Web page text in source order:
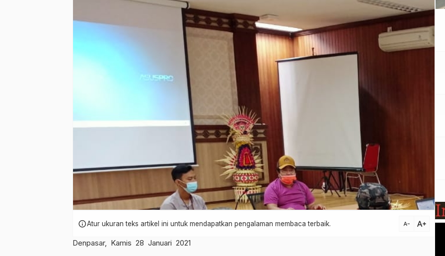
infoAtur ukuran teks artikel ini untuk mendapatkan pengalaman membaca terbaik. text_decrease text_increase
Denpasar, Kamis 28 Januari 2021